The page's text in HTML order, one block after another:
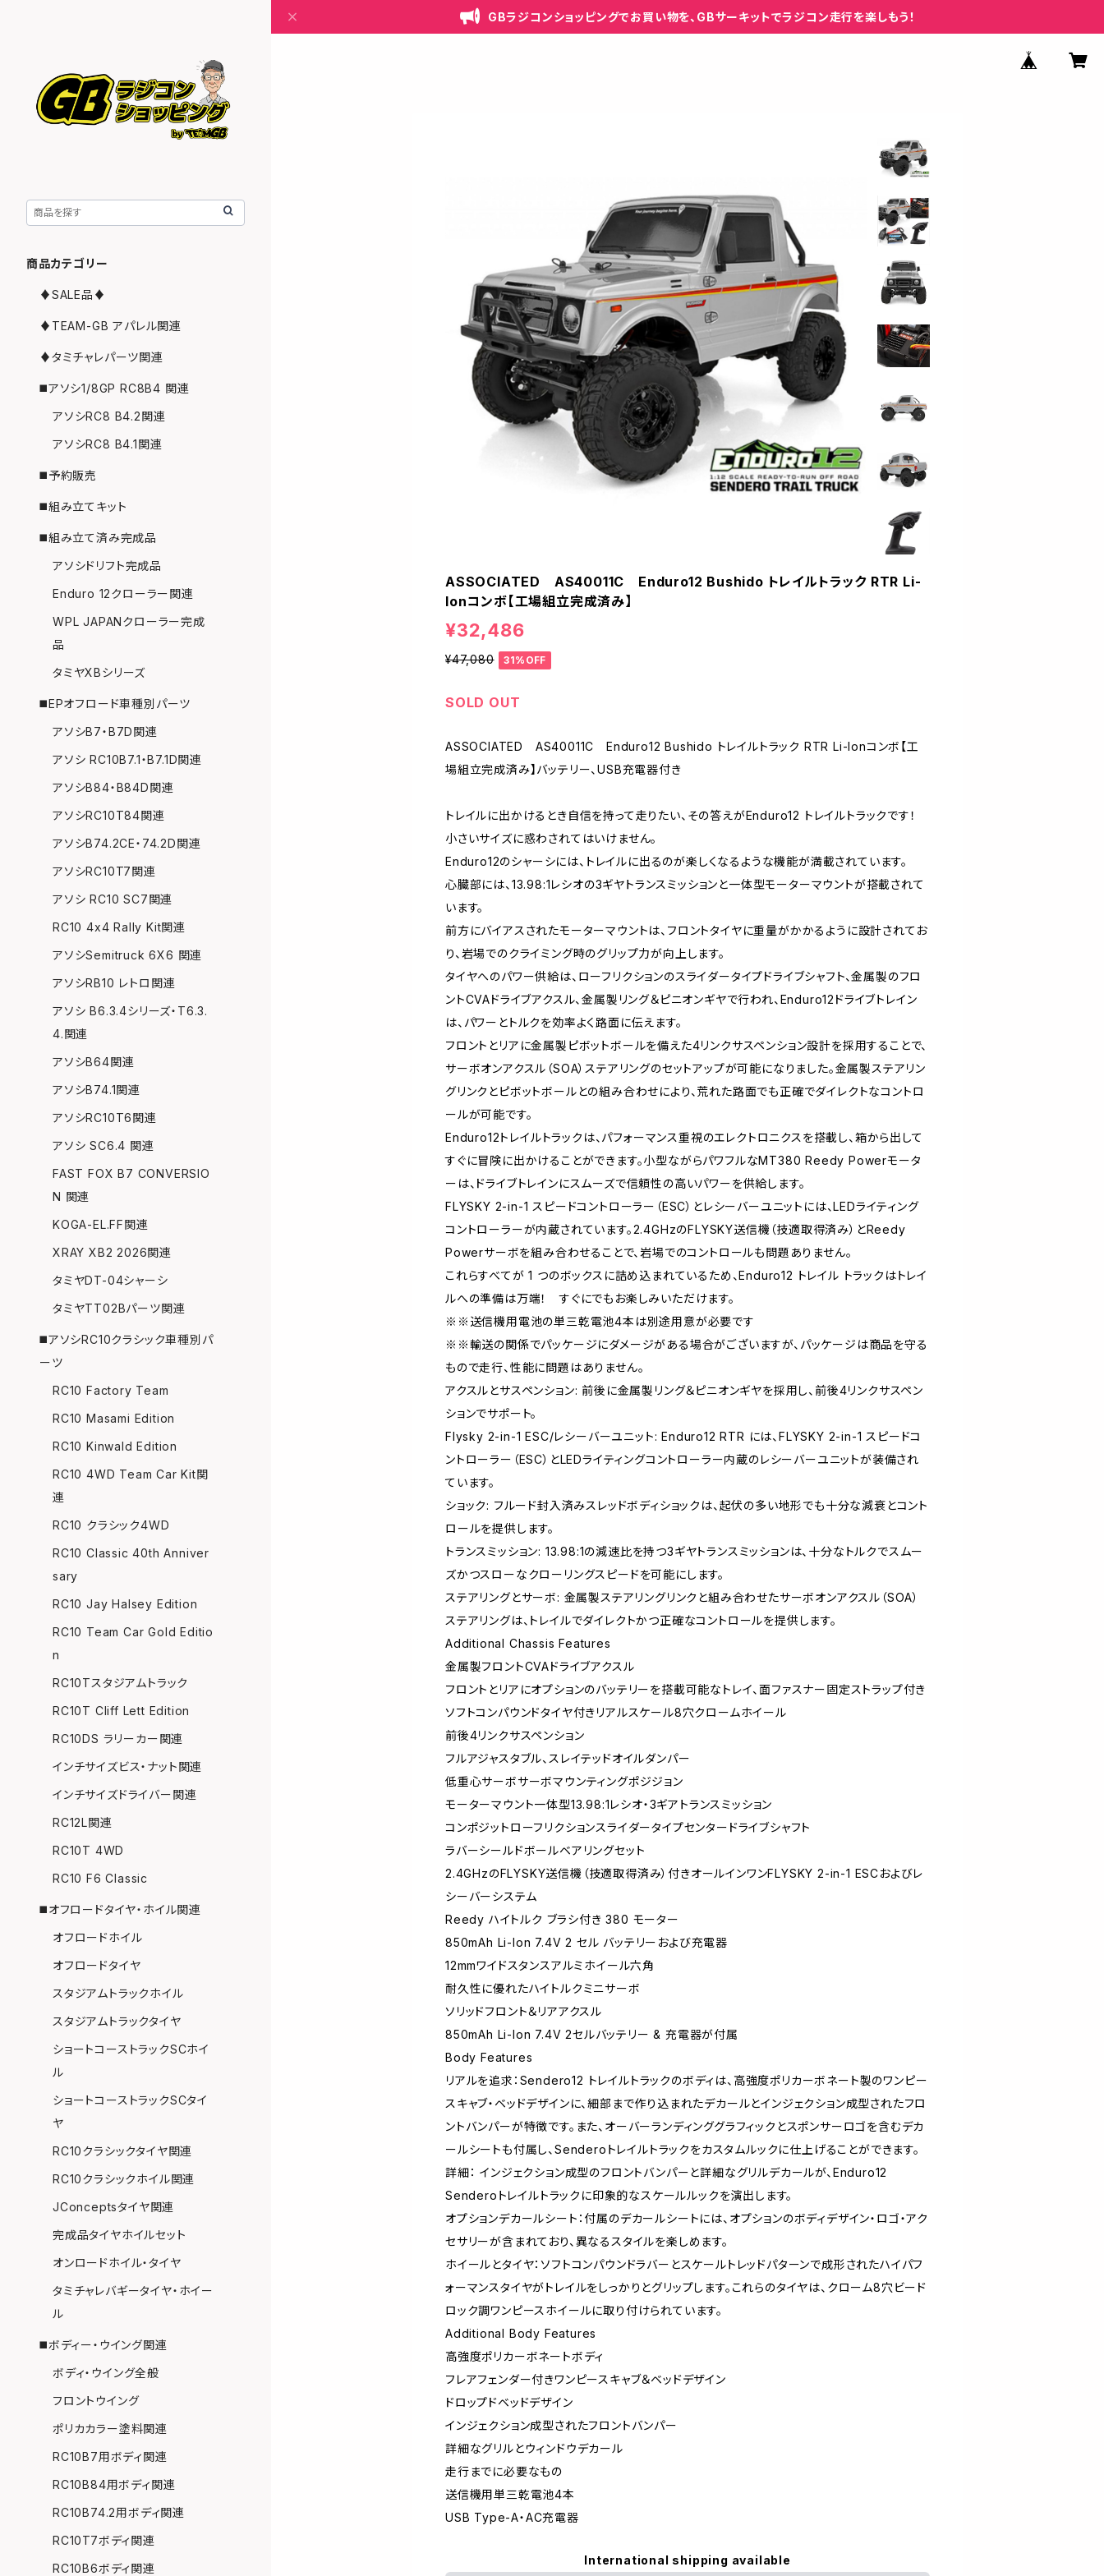
GBラジコンショッピングでお買い物を、GBサーキットでラジコン走行を楽しもう！
ASSOCIATED AS40011C Enduro12 Bushido トレイルトラック RTR Li-
Ionコンボ【工場組立完成済み】
¥32,486
¥47,080 31%OFF
SOLD OUT
ASSOCIATED AS40011C Enduro12 Bushido トレイルトラック RTR Li-Ionコンボ【工
場組立完成済み】バッテリー、USB充電器付き
トレイルに出かけるとき自信を持って走りたい、その答えがEnduro12 トレイルトラックです！
小さいサイズに惑わされてはいけません。
Enduro12のシャーシには、トレイルに出るのが楽しくなるような機能が満載されています。
心臓部には、13.98:1レシオの3ギヤトランスミッションと一体型モーターマウントが搭載されて
います。
前方にバイアスされたモーターマウントは、フロントタイヤに重量がかかるように設計されてお
り、岩場でのクライミング時のグリップ力が向上します。
タイヤへのパワー供給は、ローフリクションのスライダータイプドライブシャフト、金属製のフロ
ントCVAドライブアクスル、金属製リング＆ピニオンギヤで行われ、Enduro12ドライブトレイン
は、パワーとトルクを効率よく路面に伝えます。
フロントとリアに金属製ピボットボールを備えた4リンクサスペンション設計を採用することで、
サーボオンアクスル（SOA）ステアリングのセットアップが可能になりました。金属製ステアリン
グリンクとピボットボールとの組み合わせにより、荒れた路面でも正確でダイレクトなコントロ
ールが可能です。
Enduro12トレイルトラックは、パフォーマンス重視のエレクトロニクスを搭載し、箱から出して
すぐに冒険に出かけることができます。小型ながらパワフルなMT380 Reedy Powerモータ
ーは、ドライブトレインにスムーズで信頼性の高いパワーを供給します。
FLYSKY 2-in-1 スピードコントローラー（ESC）とレシーバーユニットには、LEDライティング
コントローラーが内蔵されています。2.4GHzのFLYSKY送信機（技適取得済み）とReedy
Powerサーボを組み合わせることで、岩場でのコントロールも問題ありません。
これらすべてが 1 つのボックスに詰め込まれているため、Enduro12 トレイル トラックはトレイ
ルへの準備は万端！ すぐにでもお楽しみいただけます。
※※送信機用電池の単三乾電池4本は別途用意が必要です
※※輸送の関係でパッケージにダメージがある場合がございますが、パッケージは商品を守る
もので走行、性能に問題はありません。
アクスルとサスペンション: 前後に金属製リング＆ピニオンギヤを採用し、前後4リンクサスペン
ションでサポート。
Flysky 2-in-1 ESC/レシーバーユニット: Enduro12 RTR には、FLYSKY 2-in-1 スピードコ
ントローラー（ESC）とLEDライティングコントローラー内蔵のレシーバーユニットが装備され
ています。
ショック: フルード封入済みスレッドボディショックは、起伏の多い地形でも十分な減衰とコント
ロールを提供します。
トランスミッション: 13.98:1の減速比を持つ3ギヤトランスミッションは、十分なトルクでスムー
ズかつスローなクローリングスピードを可能にします。
ステアリングとサーボ: 金属製ステアリングリンクと組み合わせたサーボオンアクスル（SOA）
ステアリングは、トレイルでダイレクトかつ正確なコントロールを提供します。
Additional Chassis Features
金属製フロントCVAドライブアクスル
フロントとリアにオプションのバッテリーを搭載可能なトレイ、面ファスナー固定ストラップ付き
ソフトコンパウンドタイヤ付きリアルスケール8穴クロームホイール
前後4リンクサスペンション
フルアジャスタブル、スレイテッドオイルダンパー
低重心サーボサーボマウンティングポジジョン
モーターマウント一体型13.98:1レシオ・3ギアトランスミッション
コンポジットローフリクションスライダータイプセンタードライブシャフト
ラバーシールドボールベアリングセット
2.4GHzのFLYSKY送信機（技適取得済み）付きオールインワンFLYSKY 2-in-1 ESCおよびレ
シーバーシステム
Reedy ハイトルク ブラシ付き 380 モーター
850mAh Li-Ion 7.4V 2 セル バッテリーおよび充電器
12mmワイドスタンスアルミホイール六角
耐久性に優れたハイトルクミニサーボ
ソリッドフロント＆リアアクスル
850mAh Li-Ion 7.4V 2セルバッテリー & 充電器が付属
Body Features
リアルを追求：Sendero12 トレイルトラックのボディは、高強度ポリカーボネート製のワンピー
スキャブ・ベッドデザインに、細部まで作り込まれたデカールとインジェクション成型されたフロ
ントバンパーが特徴です。また、オーバーランディンググラフィックとスポンサーロゴを含むデカ
ールシートも付属し、Senderoトレイルトラックをカスタムルックに仕上げることができます。
詳細： インジェクション成型のフロントバンパーと詳細なグリルデカールが、Enduro12
Senderoトレイルトラックに印象的なスケールルックを演出します。
オプションデカールシート：付属のデカールシートには、オプションのボディデザイン・ロゴ・アク
セサリーが含まれており、異なるスタイルを楽しめます。
ホイールとタイヤ：ソフトコンパウンドラバーとスケールトレッドパターンで成形されたハイパフ
ォーマンスタイヤがトレイルをしっかりとグリップします。これらのタイヤは、クローム8穴ビード
ロック調ワンピースホイールに取り付けられています。
Additional Body Features
高強度ポリカーボネートボディ
フレアフェンダー付きワンピースキャブ＆ベッドデザイン
ドロップドベッドデザイン
インジェクション成型されたフロントバンパー
詳細なグリルとウィンドウデカール
走行までに必要なもの
送信機用単三乾電池4本
USB Type-A・AC充電器
International shipping available
商品カテゴリー
♦︎SALE品♦︎
♦︎TEAM-GB アパレル関連
♦︎タミチャレパーツ関連
◼️アソシ1/8GP RC8B4 関連
アソシRC8 B4.2関連
アソシRC8 B4.1関連
◼️予約販売
◼️組み立てキット
◼️組み立て済み完成品
アソシドリフト完成品
Enduro 12クローラー関連
WPL JAPANクローラー完成
品
タミヤXBシリーズ
◼️EPオフロード車種別パーツ
アソシB7・B7D関連
アソシ RC10B7.1・B7.1D関連
アソシB84・B84D関連
アソシRC10T84関連
アソシB74.2CE・74.2D関連
アソシRC10T7関連
アソシ RC10 SC7関連
RC10 4x4 Rally Kit関連
アソシSemitruck 6X6 関連
アソシRB10 レトロ関連
アソシ B6.3.4シリーズ・T6.3.
4.関連
アソシB64関連
アソシB74.1関連
アソシRC10T6関連
アソシ SC6.4 関連
FAST FOX B7 CONVERSIO
N 関連
KOGA-EL.FF関連
XRAY XB2 2026関連
タミヤDT-04シャーシ
タミヤTT02Bパーツ関連
◼️アソシRC10クラシック車種別パ
ーツ
RC10 Factory Team
RC10 Masami Edition
RC10 Kinwald Edition
RC10 4WD Team Car Kit関
連
RC10 クラシック4WD
RC10 Classic 40th Anniver
sary
RC10 Jay Halsey Edition
RC10 Team Car Gold Editio
n
RC10Tスタジアムトラック
RC10T Cliff Lett Edition
RC10DS ラリーカー関連
インチサイズビス・ナット関連
インチサイズドライバー関連
RC12L関連
RC10T 4WD
RC10 F6 Classic
◼️オフロードタイヤ・ホイル関連
オフロードホイル
オフロードタイヤ
スタジアムトラックホイル
スタジアムトラックタイヤ
ショートコーストラックSCホイ
ル
ショートコーストラックSCタイ
ヤ
RC10クラシックタイヤ関連
RC10クラシックホイル関連
JConceptsタイヤ関連
完成品タイヤホイルセット
オンロードホイル・タイヤ
タミチャレバギータイヤ・ホイー
ル
◼️ボディー・ウイング関連
ボディ・ウイング全般
フロントウイング
ポリカカラー塗料関連
RC10B7用ボディ関連
RC10B84用ボディ関連
RC10B74.2用ボディ関連
RC10T7ボディ関連
RC10B6ボディ関連